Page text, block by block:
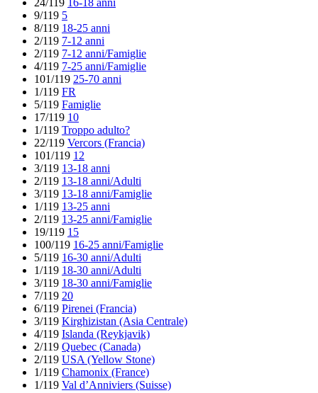
24/119 16-18 anni
9/119 5
8/119 18-25 anni
2/119 7-12 anni
2/119 7-12 anni/Famiglie
4/119 7-25 anni/Famiglie
101/119 25-70 anni
1/119 FR
5/119 Famiglie
17/119 10
1/119 Troppo adulto?
22/119 Vercors (Francia)
101/119 12
3/119 13-18 anni
2/119 13-18 anni/Adulti
3/119 13-18 anni/Famiglie
1/119 13-25 anni
2/119 13-25 anni/Famiglie
19/119 15
100/119 16-25 anni/Famiglie
5/119 16-30 anni/Adulti
1/119 18-30 anni/Adulti
3/119 18-30 anni/Famiglie
7/119 20
6/119 Pirenei (Francia)
3/119 Kirghizistan (Asia Centrale)
4/119 Islanda (Reykjavik)
2/119 Quebec (Canada)
2/119 USA (Yellow Stone)
1/119 Chamonix (France)
1/119 Val d’Anniviers (Suisse)